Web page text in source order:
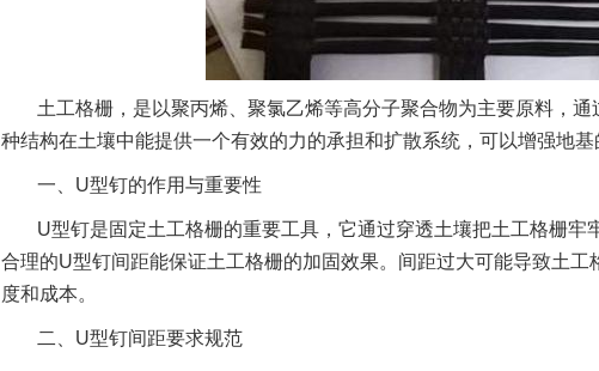
土工格栅，是以聚丙烯、聚氯乙烯等高分子聚合物为主要原料，
种结构在土壤中能提供一个有效的力的承担和扩散系统，可以增强地
一、U型钉的作用与重要性
U型钉是固定土工格栅的重要工具，它通过穿透土壤把土工格栅牢
合理的U型钉间距能保证土工格栅的加固效果。间距过大可能导致土
度和成本。
二、U型钉间距要求规范